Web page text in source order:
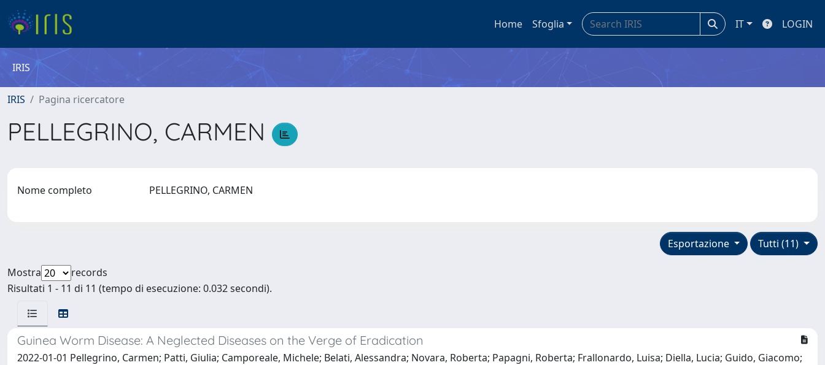
Home Sfoglia IT LOGIN
IRIS
IRIS Pagina ricercatore
PELLEGRINO, CARMEN
Nome completo PELLEGRINO, CARMEN
Tutti (11)
Esportazione
Mostra
records
Risultati 1 - 11 di 11 (tempo di esecuzione: 0.032 secondi).
Guinea Worm Disease: A Neglected Diseases on the Verge of Eradication
2022-01-01 Pellegrino, Carmen; Patti, Giulia; Camporeale, Michele; Belati, Alessandra; Novara, Roberta; Papagni, Roberta; Frallonardo, Luisa; Diella, Lucia; Guido, Giacomo;